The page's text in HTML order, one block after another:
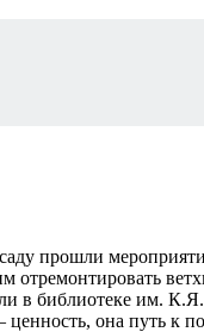
прошли
отремонтировать
в библиотеке им.
ценность, она путь к